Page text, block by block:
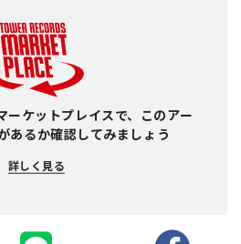
ーケットプレイスで、このアー
あるか確認してみましょう
詳しく見る